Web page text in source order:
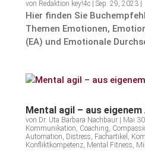
von Redaktion key!4c |Sep. 29, 2023
Hier finden Sie
Themen Emotionen,
(EA) und Emotio­nale
Mental agil – aus
von Dr. Uta Barbara Nachbaur Mai
Kommunikation, Coaching,
Automation, Distress, Fachartikel ,
Konfliktkompetenz, Mental Fitness,